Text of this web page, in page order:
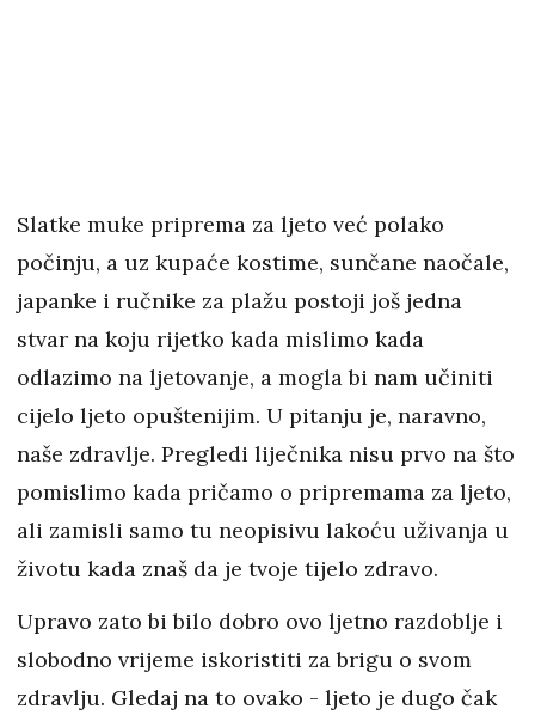
Slatke muke priprema za ljeto već polako
počinju, a uz kupaće kostime, sunčane naočale,
japanke i ručnike za plažu postoji još jedna
stvar na koju rijetko kada mislimo kada
odlazimo na ljetovanje, a mogla bi nam učiniti
cijelo ljeto opuštenijim. U pitanju je, naravno,
naše zdravlje. Pregledi liječnika nisu prvo na što
pomislimo kada pričamo o pripremama za ljeto,
ali zamisli samo tu neopisivu lakoću uživanja u
životu kada znaš da je tvoje tijelo zdravo.
Upravo zato bi bilo dobro ovo ljetno razdoblje i
slobodno vrijeme iskoristiti za brigu o svom
zdravlju. Gledaj na to ovako - ljeto je dugo čak